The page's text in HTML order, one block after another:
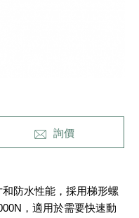
詢價
防水性能，採用梯形螺
，適用於需要快速動